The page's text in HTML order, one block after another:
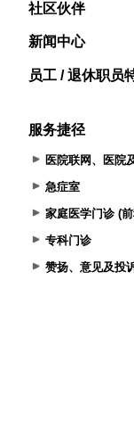
社区伙伴
新闻中心
员工 / 退休职员
服务捷径
医院联网、医院
急症室
家庭医学门诊 (
专科门诊
赞扬、意见及投